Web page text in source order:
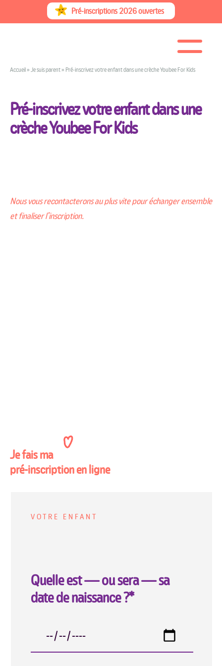
to
Pré-inscriptions 2026 ouvertes
Accueil» Je suis parent» Pré-inscrivez votre enfant dans une crèche Youbee For Kids
Pré-inscrivez votre enfant dans une
crèche Youbee For Kids
Nous vous recontacterons au plus vite pour échanger ensemble
et finaliser l’inscription.
Je fais ma
pré-inscription en ligne
VOTRE ENFANT
Quelle est — ou sera — sa
date de naissance ?*